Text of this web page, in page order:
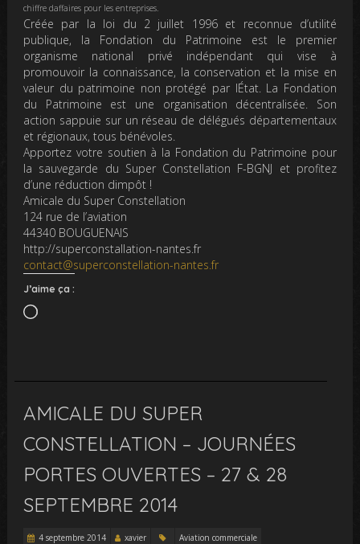
chiffre daffaires pour les entreprises.
Créée par la loi du 2 juillet 1996 et reconnue d’utilité
publique, la Fondation du Patrimoine est le premier
organisme national privé indépendant qui vise à
promouvoir la connaissance, la conservation et la mise en
valeur du patrimoine non protégé par lÉtat. La Fondation
du Patrimoine est une organisation décentralisée. Son
action sappuie sur un réseau de délégués départementaux
et régionaux, tous bénévoles.
Apportez votre soutien à la Fondation du Patrimoine pour
la sauvegarde du Super Constellation F-BGNJ et profitez
d’une réduction dimpôt !
Amicale du Super Constellation
124 rue de l’aviation
44340 BOUGUENAIS
http://superconstallation-nantes.fr
contact@superconstellation-nantes.fr
J’aime ça :
Chargement…
AMICALE DU SUPER
CONSTELLATION – JOURNÉES
PORTES OUVERTES – 27 & 28
SEPTEMBRE 2014
4 septembre 2014 xavier
Aviation commerciale